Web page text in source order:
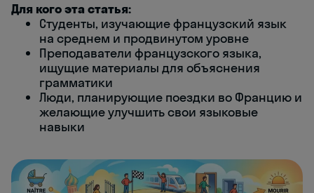
Для кого эта статья:
Студенты, изучающие французский язык
на среднем и продвинутом уровне
Преподаватели французского языка,
ищущие материалы для объяснения
грамматики
Люди, планирующие поездки во Францию и
желающие улучшить свои языковые
навыки